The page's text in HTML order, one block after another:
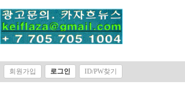
회원가입 로그인 ID/PW찾기